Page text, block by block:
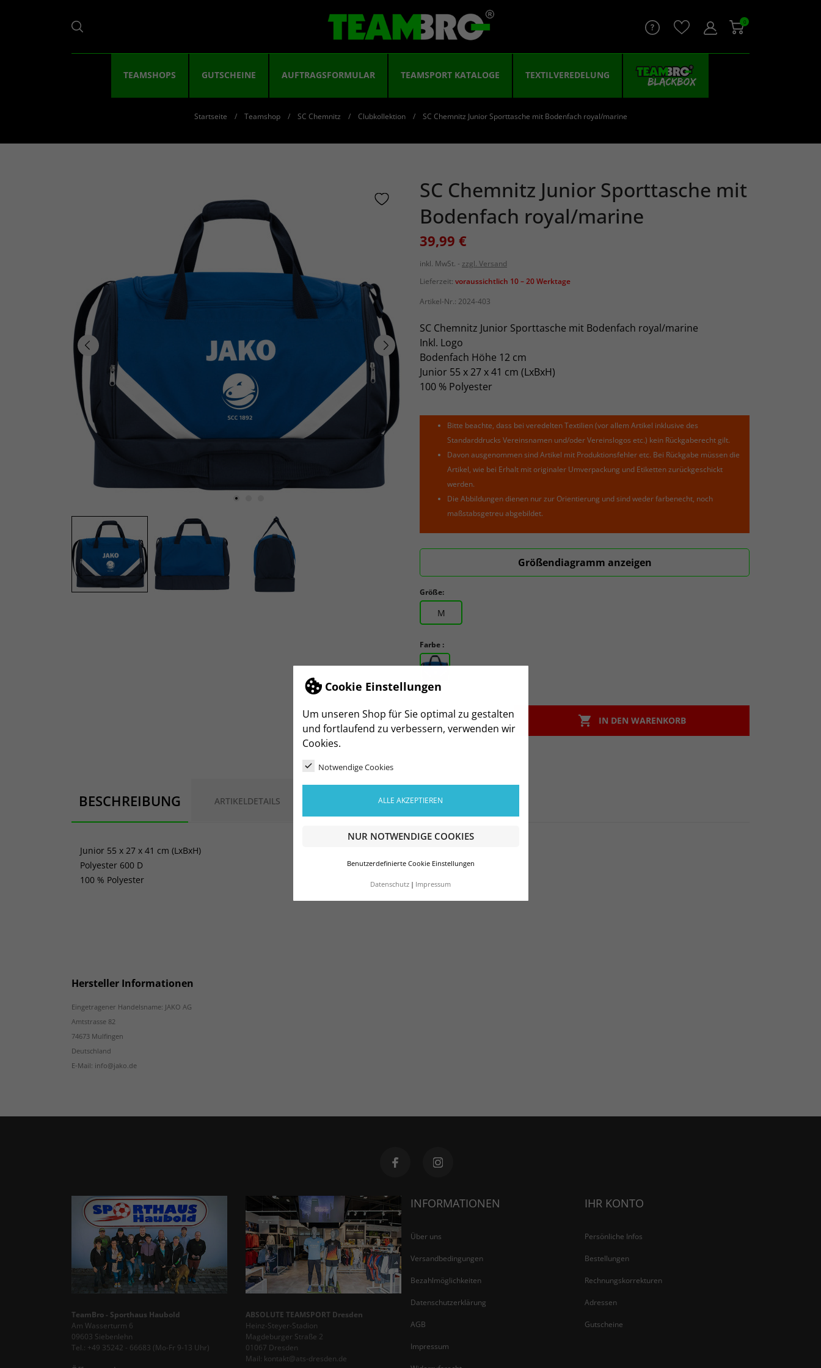
Cookie Einstellungen
Um unseren Shop für Sie optimal zu gestalten
und fortlaufend zu verbessern, verwenden wir
Cookies.
Notwendige Cookies
ALLE AKZEPTIEREN
NUR NOTWENDIGE COOKIES
Benutzerdefinierte Cookie Einstellungen
Datenschutz Impressum
0
TEAMSHOPS GUTSCHEINE AUFTRAGSFORMULAR TEAMSPORT KATALOGE TEXTILVEREDELUNG
Startseite Teamshop SC Chemnitz Clubkollektion SC Chemnitz Junior Sporttasche mit Bodenfach royal/marine
SC Chemnitz Junior Sporttasche mit
Bodenfach royal/marine
39,99 €
inkl. MwSt.
zzgl. Versand
Lieferzeit: voraussichtlich 10 – 20 Werktage
Artikel-Nr.: 2024-403
SC Chemnitz Junior Sporttasche mit Bodenfach royal/marine
Inkl. Logo
Bodenfach Höhe 12 cm
Junior 55 x 27 x 41 cm (LxBxH)
100 % Polyester
Bitte beachte, dass bei veredelten Textilien (vor allem Artikel inklusive des
Standarddrucks Vereinsnamen und/oder Vereinslogos etc.) kein Rückgaberecht gilt.
Davon ausgenommen sind Artikel mit Produktionsfehler etc. Bei Rückgabe müssen die
Artikel, wie bei Erhalt mit originaler Umverpackung und Etiketten zurückgeschickt
werden.
Die Abbildungen dienen nur zur Orientierung und sind weder farbenecht, noch
maßstabsgetreu abgebildet.
Größendiagramm anzeigen
Größe:
M
Farbe :
- +  IN DEN WARENKORB
BESCHREIBUNG ARTIKELDETAILS
Junior 55 x 27 x 41 cm (LxBxH)
Polyester 600 D
100 % Polyester
Hersteller Informationen
Eingetragener Handelsname: JAKO AG
Amtstrasse 82
74673 Mulfingen
Deutschland
E-Mail: info@jako.de
TeamBro - Sporthaus Haubold
Am Wasserturm 6
09603 Siebenlehn
Tel.: +49 35242 - 66683 (Mo-Fr 9-13 Uhr)
ABSOLUTE TEAMSPORT Dresden
Heinz-Steyer-Stadion
Magdeburger Straße 2
01067 Dresden
Mail: kontakt@ats-dresden.de
INFORMATIONEN
Über uns
Versandbedingungen
Bezahlmöglichkeiten
Datenschutzerklärung
AGB
Impressum
IHR KONTO
Persönliche Infos
Bestellungen
Rechnungskorrekturen
Adressen
Gutscheine